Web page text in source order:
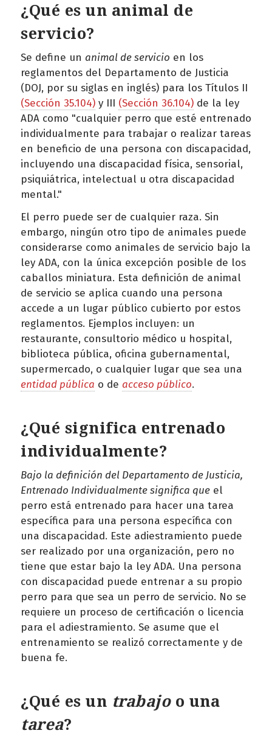
¿Qué es un animal de
servicio?
Se define un animal de servicio en los
reglamentos del Departamento de Justicia
(DOJ, por su siglas en inglés) para los Títulos II
(Sección 35.104) y III (Sección 36.104) de la ley
ADA como "cualquier perro que esté entrenado
individualmente para trabajar o realizar tareas
en beneficio de una persona con discapacidad,
incluyendo una discapacidad física, sensorial,
psiquiátrica, intelectual u otra discapacidad
mental."
El perro puede ser de cualquier raza. Sin
embargo, ningún otro tipo de animales puede
considerarse como animales de servicio bajo la
ley ADA, con la única excepción posible de los
caballos miniatura. Esta definición de animal
de servicio se aplica cuando una persona
accede a un lugar público cubierto por estos
reglamentos. Ejemplos incluyen: un
restaurante, consultorio médico u hospital,
biblioteca pública, oficina gubernamental,
supermercado, o cualquier lugar que sea una
entidad pública o de acceso público.
¿Qué significa entrenado
individualmente?
Bajo la definición del Departamento de Justicia,
Entrenado Individualmente significa que el
perro está entrenado para hacer una tarea
específica para una persona específica con
una discapacidad. Este adiestramiento puede
ser realizado por una organización, pero no
tiene que estar bajo la ley ADA. Una persona
con discapacidad puede entrenar a su propio
perro para que sea un perro de servicio. No se
requiere un proceso de certificación o licencia
para el adiestramiento. Se asume que el
entrenamiento se realizó correctamente y de
buena fe.
¿Qué es un trabajoo una
tarea?